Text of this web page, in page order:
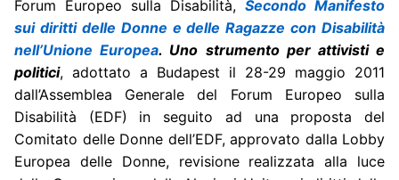
Forum Europeo sulla Disabilità, Secondo Manifesto
sui diritti delle Donne e delle Ragazze con Disabilità
nell’Unione Europea. Uno strumento per attivisti e
politici, adottato a Budapest il 28-29 maggio 2011
dall’Assemblea Generale del Forum Europeo sulla
Disabilità (EDF) in seguito ad una proposta del
Comitato delle Donne dell’EDF, approvato dalla Lobby
Europea delle Donne, revisione realizzata alla luce